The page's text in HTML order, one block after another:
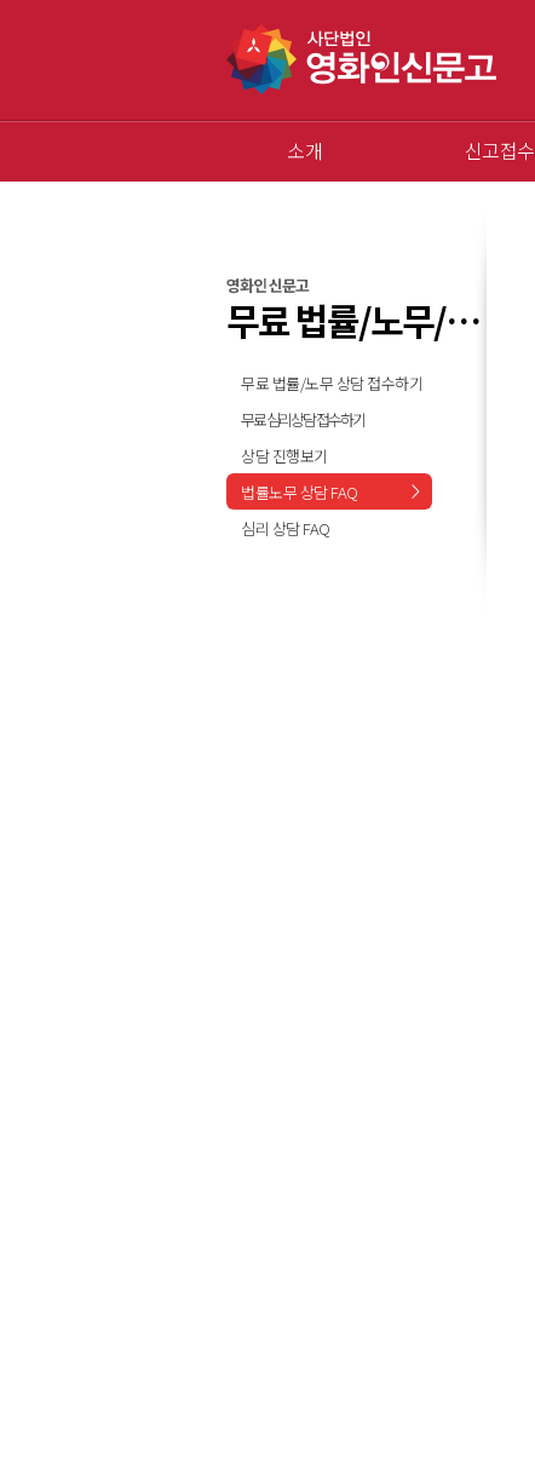
소개 신고접수
영화인 신문고
무료 법률/노무/심리 상담
무료 법률/노무 상담 접수하기
무료 심리상담 접수하기
상담 진행보기
법률노무 상담 FAQ
심리 상담 FAQ